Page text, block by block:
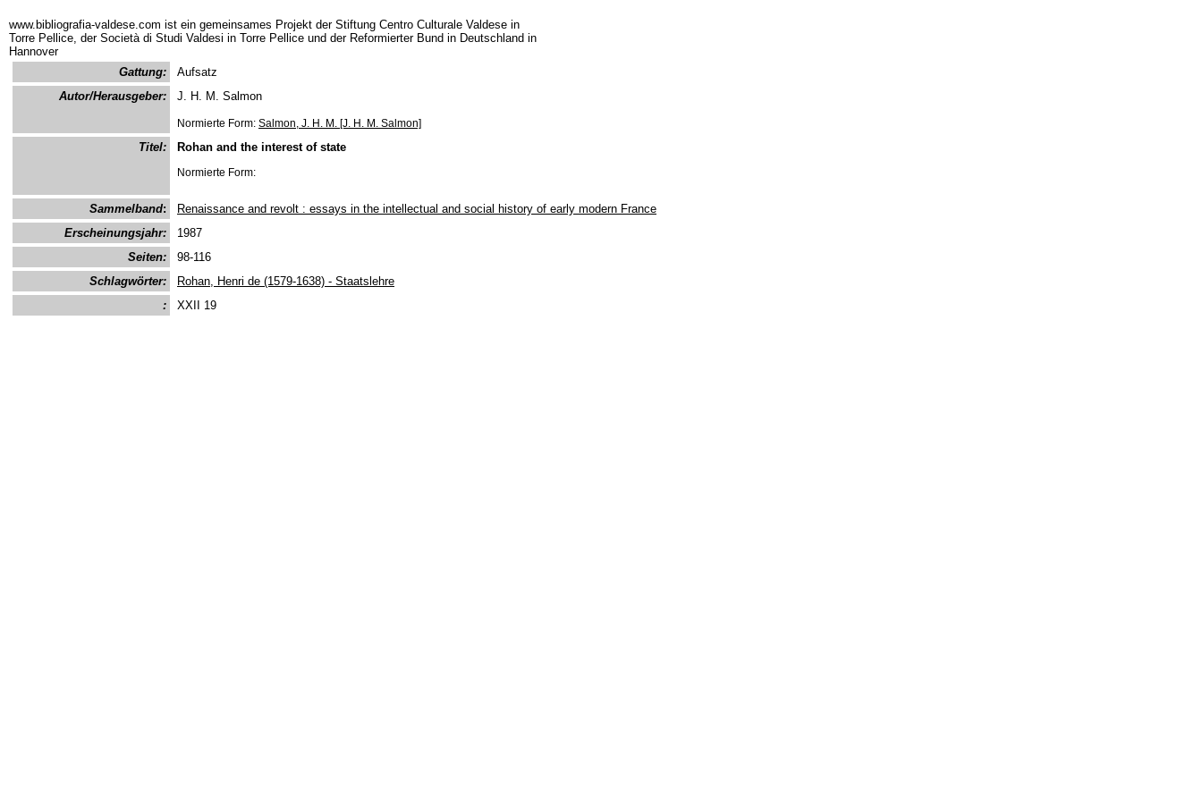
www.bibliografia-valdese.com ist ein gemeinsames Projekt der Stiftung Centro Culturale Valdese in
Torre Pellice, der Società di Studi Valdesi in Torre Pellice und der Reformierter Bund in Deutschland in
Hannover
Gattung:
Aufsatz
Autor/Herausgeber:
J. H. M. Salmon
Normierte Form: Salmon, J. H. M. [J. H. M. Salmon]
Titel: Rohan and the interest of state
Normierte Form:
Sammelband:
Renaissance and revolt : essays in the intellectual and social history of early modern France
Erscheinungsjahr:
1987
Seiten:
98-116
Schlagwörter:
Rohan, Henri de (1579-1638) - Staatslehre
:
XXII 19